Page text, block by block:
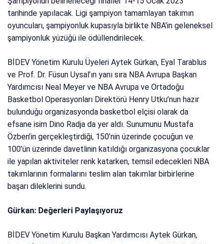
tarihinde yapılacak. Ligi şampiyon tamamlayan takımın
oyuncuları, şampiyonluk kupasıyla birlikte NBA’in geleneksel
şampiyonluk yüzüğü ile ödüllendirilecek.
BİDEV Yönetim Kurulu Üyeleri Aytek Gürkan, Eyal Tarablus
ve Prof. Dr. Füsun Uysal’ın yanı sıra NBA Avrupa Başkan
Yardımcısı Neal Meyer ve NBA Avrupa ve Ortadoğu
Basketbol Operasyonları Direktörü Henry Utku’nun hazır
bulunduğu organizasyonda basketbol elçisi olarak da
efsane isim Dino Radja da yer aldı. Sunumunu Mustafa
Özben’in gerçekleştirdiği, 150’nin üzerinde çocuğun ve
100’ün üzerinde davetlinin katıldığı organizasyona çocuklar
ile yapılan aktiviteler renk katarken, temsil edecekleri NBA
takımlarının formalarını teslim alan takımlar birbirlerine
başarı dileklerini sundu.
Gürkan: Değerleri Paylaşıyoruz
BİDEV Yönetim Kurulu Başkan Yardımcısı Aytek Gürkan,